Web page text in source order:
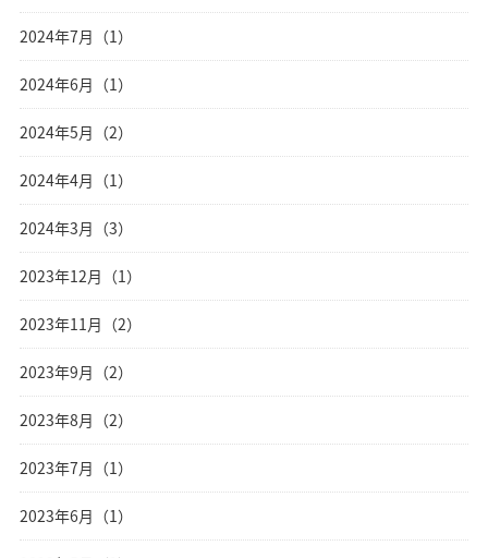
2024年7月（1）
2024年6月（1）
2024年5月（2）
2024年4月（1）
2024年3月（3）
2023年12月（1）
2023年11月（2）
2023年9月（2）
2023年8月（2）
2023年7月（1）
2023年6月（1）